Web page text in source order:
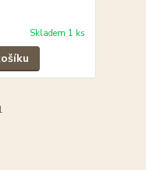
Skladem 1 ks